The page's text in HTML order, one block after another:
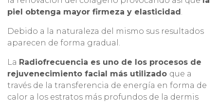
piel obtenga mayor firmeza y elasticidad .
Debido a la naturaleza del mismo sus resultados
aparecen de forma gradual.
La Radiofrecuencia es uno de los procesos de
rejuvenecimiento facial más utilizado que a
través de la transferencia de energía en forma de
calor a los estratos más profundos de la dermis